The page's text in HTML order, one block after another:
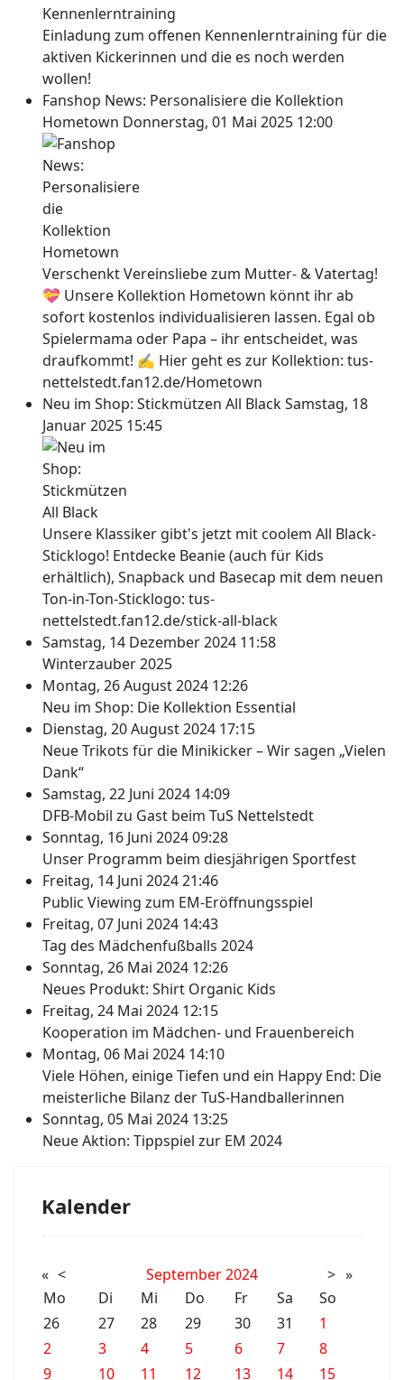
Einladung zum offenen Kennenlerntraining für die
aktiven Kickerinnen und die es noch werden
wollen!
Fanshop News: Personalisiere die Kollektion
Hometown Donnerstag, 01 Mai 2025 12:00
Verschenkt Vereinsliebe zum Mutter- & Vatertag!
💝 Unsere Kollektion Hometown könnt ihr ab
sofort kostenlos individualisieren lassen. Egal ob
Spielermama oder Papa – ihr entscheidet, was
draufkommt! ✍ Hier geht es zur Kollektion: tus-
nettelstedt.fan12.de/Hometown
Neu im Shop: Stickmützen All BlackSamstag, 18
Januar 2025 15:45
Unsere Klassiker gibt's jetzt mit coolem All Black-
Sticklogo! Entdecke Beanie (auch für Kids
erhältlich), Snapback und Basecap mit dem neuen
Ton-in-Ton-Sticklogo: tus-
nettelstedt.fan12.de/stick-all-black
Samstag, 14 Dezember 2024 11:58
Winterzauber 2025
Montag, 26 August 2024 12:26
Neu im Shop: Die Kollektion Essential
Dienstag, 20 August 2024 17:15
Neue Trikots für die Minikicker – Wir sagen „Vielen
Dank“
Samstag, 22 Juni 2024 14:09
DFB-Mobil zu Gast beim TuS Nettelstedt
Sonntag, 16 Juni 2024 09:28
Unser Programm beim diesjährigen Sportfest
Freitag, 14 Juni 2024 21:46
Public Viewing zum EM-Eröffnungsspiel
Freitag, 07 Juni 2024 14:43
Tag des Mädchenfußballs 2024
Sonntag, 26 Mai 2024 12:26
Neues Produkt: Shirt Organic Kids
Freitag, 24 Mai 2024 12:15
Kooperation im Mädchen- und Frauenbereich
Montag, 06 Mai 2024 14:10
Viele Höhen, einige Tiefen und ein Happy End: Die
meisterliche Bilanz der TuS-Handballerinnen
Sonntag, 05 Mai 2024 13:25
Neue Aktion: Tippspiel zur EM 2024
Kalender
« < September 2024 > »
Mo
Di Mi Do Fr Sa
So
26
27 28 29 30 31
1
2
3 4 5 6 7
8
9
10 11 12 13 14
15